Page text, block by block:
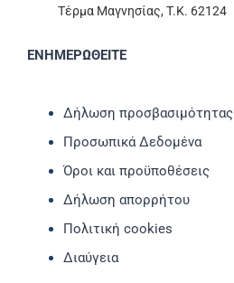
Τέρμα Μαγνησίας, T.K. 62124
ΕΝΗΜΕΡΩΘΕΙΤΕ
Δήλωση προσβασιμότητας
Προσωπικά Δεδομένα
Όροι και προϋποθέσεις
Δήλωση απορρήτου
Πολιτική cookies
Διαύγεια